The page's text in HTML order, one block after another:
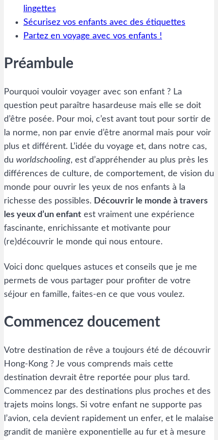
lingettes
Sécurisez vos enfants avec des étiquettes
Partez en voyage avec vos enfants !
Préambule
Pourquoi vouloir voyager avec son enfant ? La
question peut paraître hasardeuse mais elle se doit
d’être posée. Pour moi, c’est avant tout pour sortir de
la norme, non par envie d’être anormal mais pour voir
plus et différent. L’idée du voyage et, dans notre cas,
du worldschooling, est d’appréhender au plus près les
différences de culture, de comportement, de vision du
monde pour ouvrir les yeux de nos enfants à la
richesse des possibles. Découvrir le monde à travers
les yeux d’un enfant est vraiment une expérience
fascinante, enrichissante et motivante pour
(re)découvrir le monde qui nous entoure.
Voici donc quelques astuces et conseils que je me
permets de vous partager pour profiter de votre
séjour en famille, faites-en ce que vous voulez.
Commencez doucement
Votre destination de rêve a toujours été de découvrir
Hong-Kong ? Je vous comprends mais cette
destination devrait être reportée pour plus tard.
Commencez par des destinations plus proches et des
trajets moins longs. Si votre enfant ne supporte pas
l’avion, cela devient rapidement un enfer, et le malaise
grandit de manière exponentielle au fur et à mesure